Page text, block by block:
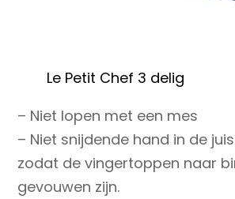
Le Petit Chef 3 delig
– Niet lopen met een mes
– Niet snijdende hand in de
zodat de vingertoppen naar
gevouwen zijn.